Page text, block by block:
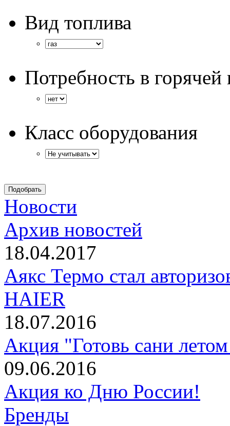
Вид топлива
Потребность в горячей
Класс оборудования
Новости
Архив новостей
18.04.2017
Аякс Термо стал
HAIER
18.07.2016
Акция "Готовь сани
09.06.2016
Акция ко Дню России!
Бренды